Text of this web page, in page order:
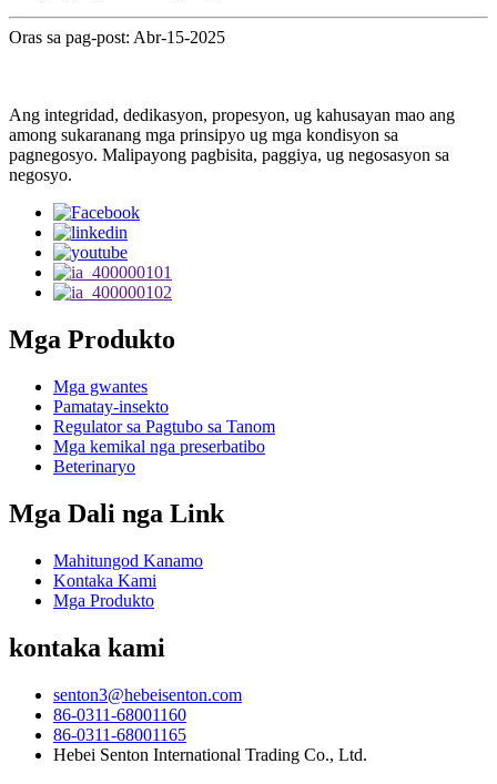
Oras sa pag-post: Abr-15-2025
Ang integridad, dedikasyon, propesyon, ug kahusayan mao ang
among sukaranang mga prinsipyo ug mga kondisyon sa
pagnegosyo. Malipayong pagbisita, paggiya, ug negosasyon sa
negosyo.
Mga Produkto
Mga gwantes
Pamatay-insekto
Regulator sa Pagtubo sa Tanom
Mga kemikal nga preserbatibo
Beterinaryo
Mga Dali nga Link
Mahitungod Kanamo
Kontaka Kami
Mga Produkto
kontaka kami
senton3@hebeisenton.com
86-0311-68001160
86-0311-68001165
Hebei Senton International Trading Co., Ltd.